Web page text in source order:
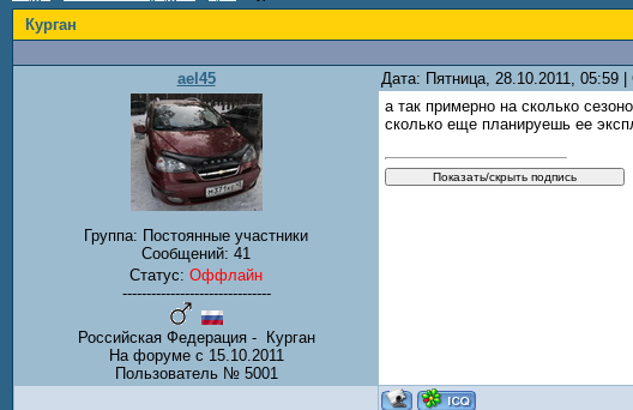
Курган
ael45 Дата: Пятница, 28.10.2011,
Группа: Постоянные участники
Сообщений: 41
Статус: Оффлайн
-------------------------------
Российская Федерация - Курган
На форуме с 15.10.2011
Пользователь № 5001
а так примерно на сколько
сколько еще планируешь ее